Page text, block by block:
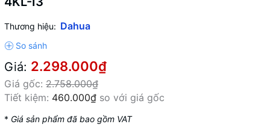
Thương hiệu: Dahua
Giá: 2.298.000₫
Giá gốc: 2.758.000₫
Tiết kiệm: 460.000₫ so với giá gốc
* Giá sản phẩm đã bao gồm VAT